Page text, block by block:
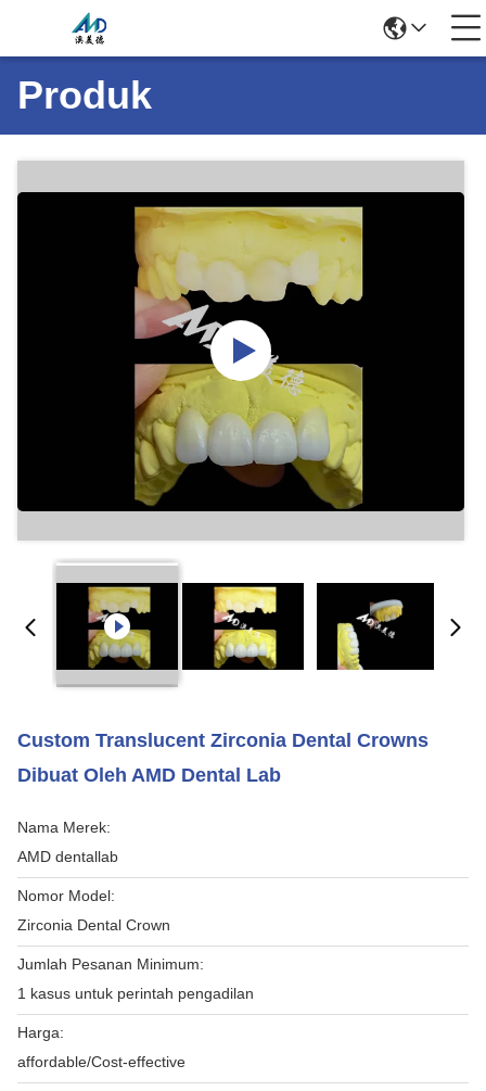
Produk
Custom Translucent Zirconia Dental Crowns
Dibuat Oleh AMD Dental Lab
Nama Merek:
AMD dentallab
Nomor Model:
Zirconia Dental Crown
Jumlah Pesanan Minimum:
1 kasus untuk perintah pengadilan
Harga:
affordable/Cost-effective